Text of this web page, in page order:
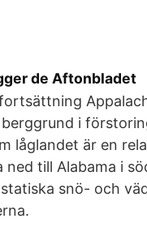
de Aftonbladet
i
låglandet är en
till Alabama i
snö- och